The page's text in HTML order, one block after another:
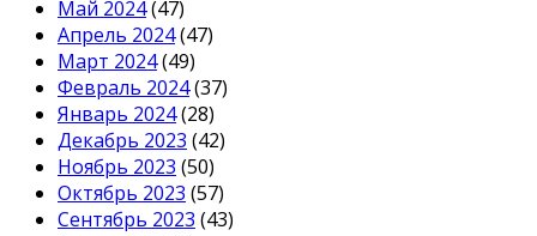
Май 2024(47)
Апрель 2024(47)
Март 2024(49)
Февраль 2024(37)
Январь 2024(28)
Декабрь 2023 (42)
Ноябрь 2023 (50)
Октябрь 2023 (57)
Сентябрь 2023 (43)